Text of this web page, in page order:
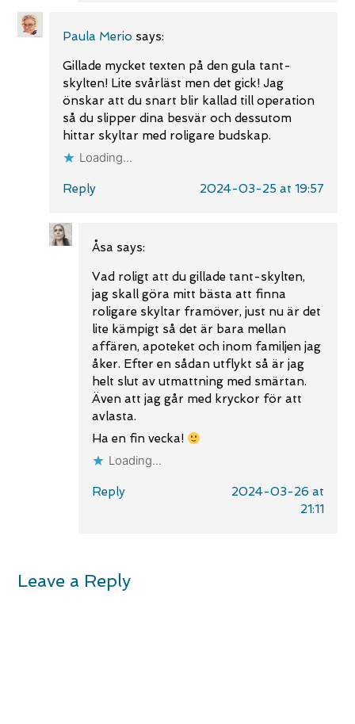
Paula Merio says:
Gillade mycket texten på den gula tant-
skylten! Lite svårläst men det gick! Jag
önskar att du snart blir kallad till operation
så du slipper dina besvär och dessutom
hittar skyltar med roligare budskap.
Loading...
Reply 2024-03-25 at 19:57
Åsa says:
Vad roligt att du gillade tant-skylten,
jag skall göra mitt bästa att finna
roligare skyltar framöver, just nu är det
lite kämpigt så det är bara mellan
affären, apoteket och inom familjen jag
åker. Efter en sådan utflykt så är jag
helt slut av utmattning med smärtan.
Även att jag går med kryckor för att
avlasta.
Ha en fin vecka!
Loading...
Reply
2024-03-26 at
21:11
Leave a Reply